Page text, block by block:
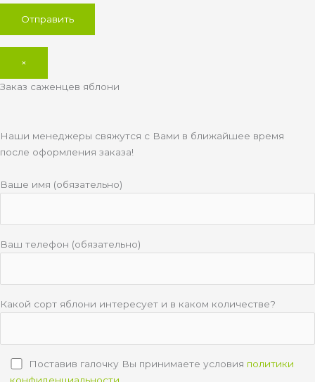
×
Заказ саженцев яблони
Наши менеджеры свяжутся с Вами в ближайшее время
после оформления заказа!
Ваше имя (обязательно)
Ваш телефон (обязательно)
Какой сорт яблони интересует и в каком количестве?
Поставив галочку Вы принимаете условия политики